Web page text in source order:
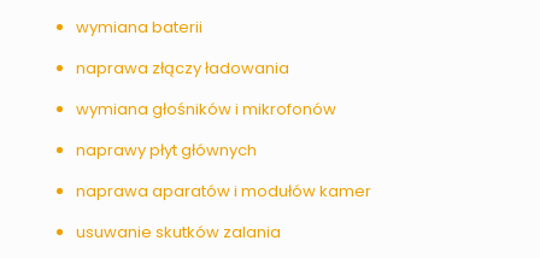
wymiana baterii
naprawa złączy ładowania
wymiana głośników i mikrofonów
naprawy płyt głównych
naprawa aparatów i modułów kamer
usuwanie skutków zalania